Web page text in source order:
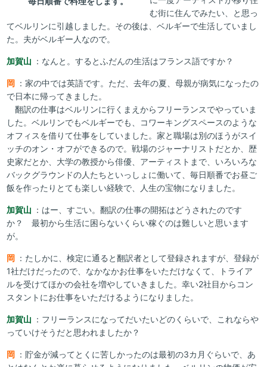
む街に住んでみたい、と思っ
てベルリンに引越しました。その後は、ベルギーで生活していまし
た。夫がベルギー人なので。
加賀山 ：なんと。するとふだんの生活はフランス語ですか？
岡 ：家の中では英語です。ただ、去年の夏、母親が病気になったの
で日本に帰ってきました。
翻訳の仕事はベルリンに行くまえからフリーランスでやっていま
した。ベルリンでもベルギーでも、コワーキングスペースのような
オフィスを借りて仕事をしていました。家と職場は別のほうがスイ
ッチのオン・オフができるので。戦場のジャーナリストだとか、歴
史家だとか、大学の教授から俳優、アーティストまで、いろいろな
バックグラウンドの人たちといっしょに働いて、毎日順番でお昼ご
飯を作ったりとても楽しい経験で、人生の宝物になりました。
加賀山 ：はー、すごい。翻訳の仕事の開拓はどうされたのです
か？ 最初から生活に困らないくらい稼ぐのは難しいと思います
が。
岡 ：たしかに、検定に通ると翻訳者として登録されますが、登録が
1社だけだったので、なかなかお仕事をいただけなくて、トライア
ルを受けてほかの会社を増やしていきました。幸い2社目からコン
スタントにお仕事をいただけるようになりました。
加賀山 ：フリーランスになってだいたいどのくらいで、これならや
っていけそうだと思われましたか？
岡 ：貯金が減ってとくに苦しかったのは最初の3カ月ぐらいで、あ